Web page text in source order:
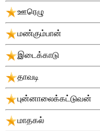
ஊரெழு
மண்கும்பான்
இடைக்காடு
தாவடி
புன்னாலைக்கட்டுவன்
மாதகல்